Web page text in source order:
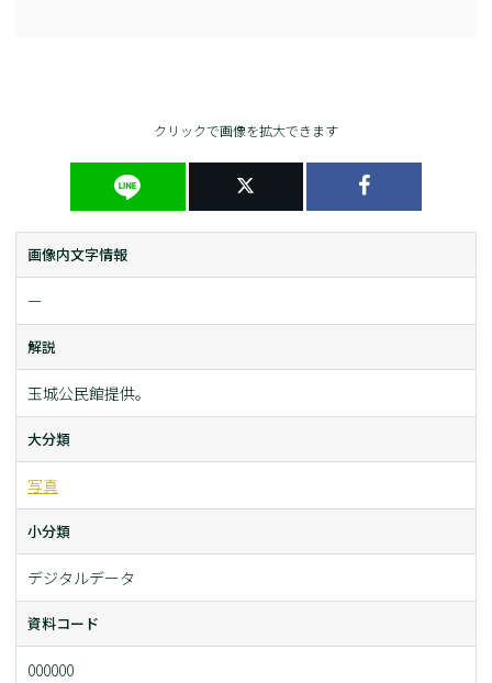
クリックで画像を拡大できます
画像内文字情報
ー
解説
玉城公民館提供。
大分類
写真
小分類
デジタルデータ
資料コード
000000